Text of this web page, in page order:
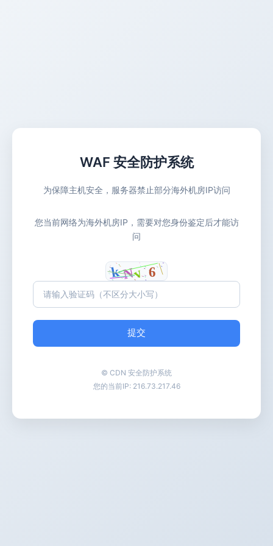
WAF 安全防护系统
为保障主机安全，服务器禁止部分海外机房IP访问
您当前网络为海外机房IP，需要对您身份鉴定后才能访
问
提交
© CDN 安全防护系统
您的当前IP: 216.73.217.46